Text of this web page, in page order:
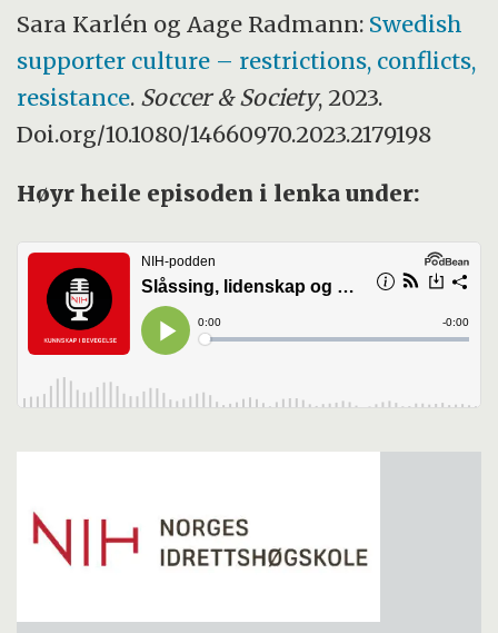
Sara Karlén og Aage Radmann: Swedish
supporter culture – restrictions, conflicts,
resistance. Soccer & Society, 2023.
Doi.org/10.1080/14660970.2023.2179198
Høyr heile episoden i lenka under: